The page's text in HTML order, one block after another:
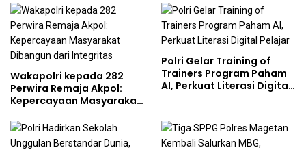
Umrah
Policing Masuki Babak
Baru
Wakapolri kepada 282
Perwira Remaja Akpol:
Kepercayaan Masyarakat
Polri Gelar Training of
Trainers Program Paham
AI, Perkuat Literasi Digital